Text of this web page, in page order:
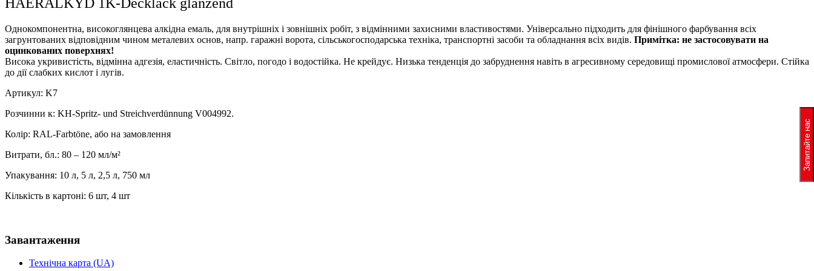
Однокомпонентна, високоглянцева алкідна емаль, для внутрішніх і зовнішніх робіт, з відмінними захисними властивостями. Універсально підходить для фінішного фарбування всіх
загрунтованих відповідним чином металевих основ, напр. гаражні ворота, сільськогосподарська техніка, транспортні засоби та обладнання всіх видів. Примітка: не застосовувати на
оцинкованих поверхнях!
Висока укривистість, відмінна адгезія, еластичність. Світло, погодо і водостійка. Не крейдує. Низька тенденція до забруднення навіть в агресивному середовищі промислової атмосфери. Стійка
до дії слабких кислот і лугів.
Артикул: K7
Розчинни к: KH-Spritz- und Streichverdünnung V004992.
Колір: RAL-Farbtöne, або на замовлення
Витрати, бл.: 80 – 120 мл/м²
Упакування: 10 л, 5 л, 2,5 л, 750 мл
Кількість в картоні: 6 шт, 4 шт
Завантаження
Технічна карта (UA)
Запитайте нас